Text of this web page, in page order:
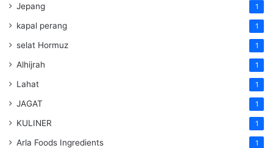
Jepang 1
kapal perang 1
selat Hormuz 1
Alhijrah 1
Lahat 1
JAGAT 1
KULINER 1
Arla Foods Ingredients 1